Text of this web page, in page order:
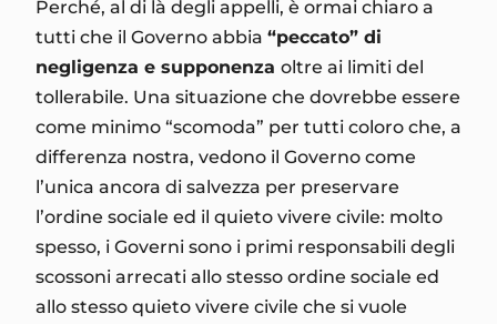
Perché, al di là degli appelli, è ormai chiaro a
tutti che il Governo abbia “peccato” di
negligenza e supponenza oltre ai limiti del
tollerabile. Una situazione che dovrebbe essere
come minimo “scomoda” per tutti coloro che, a
differenza nostra, vedono il Governo come
l’unica ancora di salvezza per preservare
l’ordine sociale ed il quieto vivere civile: molto
spesso, i Governi sono i primi responsabili degli
scossoni arrecati allo stesso ordine sociale ed
allo stesso quieto vivere civile che si vuole